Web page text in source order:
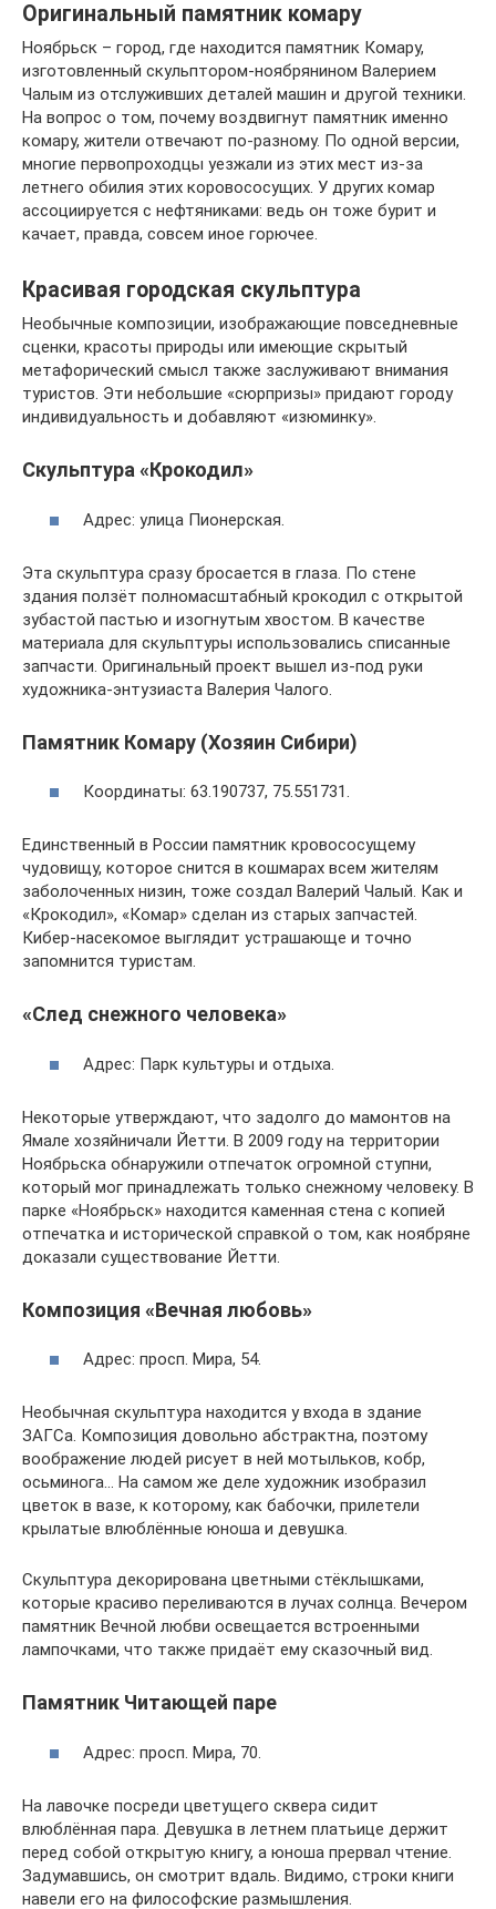
Оригинальный памятник комару
Ноябрьск – город, где находится памятник Комару,
изготовленный скульптором-ноябрянином Валерием
Чалым из отслуживших деталей машин и другой техники.
На вопрос о том, почему воздвигнут памятник именно
комару, жители отвечают по-разному. По одной версии,
многие первопроходцы уезжали из этих мест из-за
летнего обилия этих коровососущих. У других комар
ассоциируется с нефтяниками: ведь он тоже бурит и
качает, правда, совсем иное горючее.
Красивая городская скульптура
Необычные композиции, изображающие повседневные
сценки, красоты природы или имеющие скрытый
метафорический смысл также заслуживают внимания
туристов. Эти небольшие «сюрпризы» придают городу
индивидуальность и добавляют «изюминку».
Скульптура «Крокодил»
Адрес: улица Пионерская.
Эта скульптура сразу бросается в глаза. По стене
здания ползёт полномасштабный крокодил с открытой
зубастой пастью и изогнутым хвостом. В качестве
материала для скульптуры использовались списанные
запчасти. Оригинальный проект вышел из-под руки
художника-энтузиаста Валерия Чалого.
Памятник Комару (Хозяин Сибири)
Координаты: 63.190737, 75.551731.
Единственный в России памятник кровососущему
чудовищу, которое снится в кошмарах всем жителям
заболоченных низин, тоже создал Валерий Чалый. Как и
«Крокодил», «Комар» сделан из старых запчастей.
Кибер-насекомое выглядит устрашающе и точно
запомнится туристам.
«След снежного человека»
Адрес: Парк культуры и отдыха.
Некоторые утверждают, что задолго до мамонтов на
Ямале хозяйничали Йетти. В 2009 году на территории
Ноябрьска обнаружили отпечаток огромной ступни,
который мог принадлежать только снежному человеку. В
парке «Ноябрьск» находится каменная стена с копией
отпечатка и исторической справкой о том, как ноябряне
доказали существование Йетти.
Композиция «Вечная любовь»
Адрес: просп. Мира, 54.
Необычная скульптура находится у входа в здание
ЗАГСа. Композиция довольно абстрактна, поэтому
воображение людей рисует в ней мотыльков, кобр,
осьминога… На самом же деле художник изобразил
цветок в вазе, к которому, как бабочки, прилетели
крылатые влюблённые юноша и девушка.
Скульптура декорирована цветными стёклышками,
которые красиво переливаются в лучах солнца. Вечером
памятник Вечной любви освещается встроенными
лампочками, что также придаёт ему сказочный вид.
Памятник Читающей паре
Адрес: просп. Мира, 70.
На лавочке посреди цветущего сквера сидит
влюблённая пара. Девушка в летнем платьице держит
перед собой открытую книгу, а юноша прервал чтение.
Задумавшись, он смотрит вдаль. Видимо, строки книги
навели его на философские размышления.